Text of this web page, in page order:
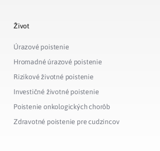
Život
Úrazové poistenie
Hromadné úrazové poistenie
Rizikové životné poistenie
Investičné životné poistenie
Poistenie onkologických chorôb
Zdravotné poistenie pre cudzincov